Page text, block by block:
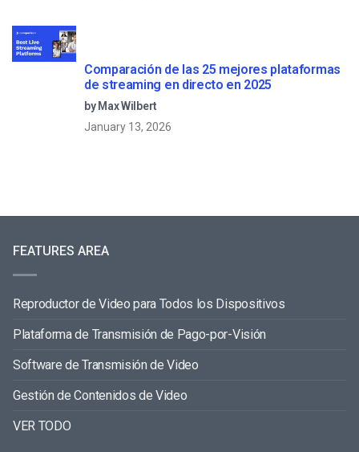
Comparación de las 25 mejores plataformas
de streaming en directo en 2025
by Max Wilbert
January 13, 2026
FEATURES AREA
Reproductor de Video para Todos los Dispositivos
Plataforma de Transmisión de Pago-por-Visión
Software de Transmisión de Video
Gestión de Contenidos de Video
VER TODO